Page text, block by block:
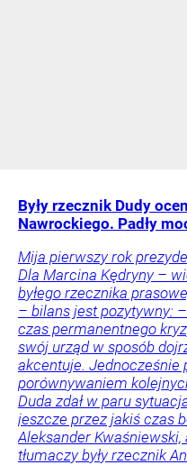
Były rzecznik Dudy
Nawrockiego. Padły
Mija pierwszy rok
Dla Marcina Kędryny –
byłego rzecznika
– bilans jest pozytywny:
czas permanentnego
swój urząd w sposób
akcentuje. Jednocześnie
porównywaniem
Duda zdał w paru
jeszcze przez jakiś czas
Aleksander
tłumaczy były rzecznik